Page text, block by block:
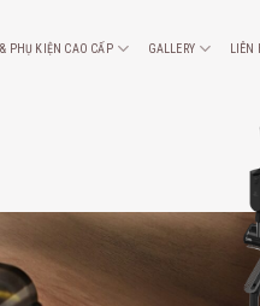
PHỤ KIỆN CAO CẤP GALLERY LIÊN